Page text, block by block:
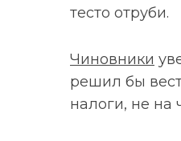
тесто отруби.
Чиновники
решил бы
налоги, не на